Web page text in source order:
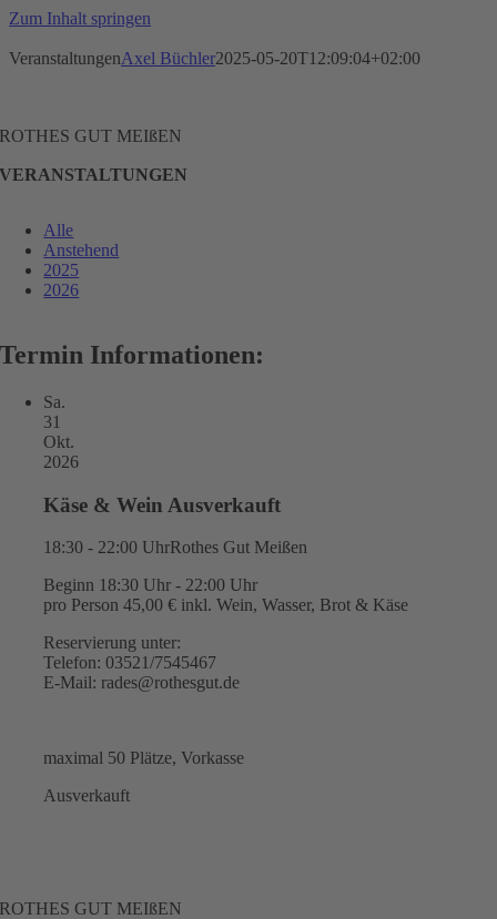
Zum Inhalt springen
VeranstaltungenAxel Büchler2025-05-20T12:09:04+02:00
ROTHES GUT MEIßEN
VERANSTALTUNGEN
Alle
Anstehend
2025
2026
Termin Informationen:
Sa.
31
Okt.
2026
Käse & Wein Ausverkauft
18:30 - 22:00 UhrRothes Gut Meißen
Beginn 18:30 Uhr - 22:00 Uhr
pro Person 45,00 € inkl. Wein, Wasser, Brot & Käse
Reservierung unter:
Telefon: 03521/7545467
E-Mail: rades@rothesgut.de
maximal 50 Plätze, Vorkasse
Ausverkauft
ROTHES GUT MEIßEN